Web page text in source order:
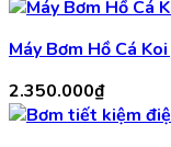
Máy Bơm Hồ Cá
2.350.000₫